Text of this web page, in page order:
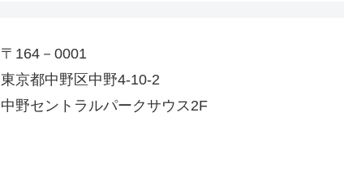
〒164－0001
東京都中野区中野4-10-2
中野セントラルパークサウス2F